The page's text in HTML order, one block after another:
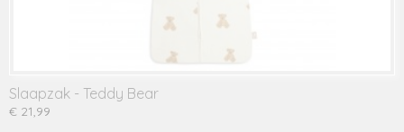
Slaapzak - Teddy Bear
€ 21,99